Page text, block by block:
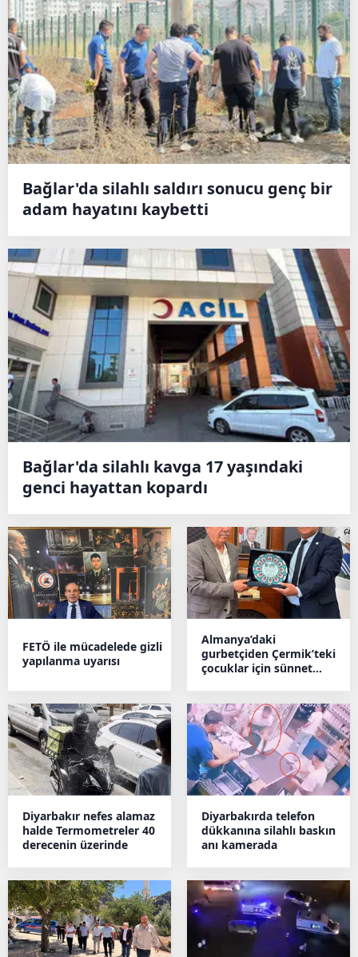
Bağlar'da silahlı saldırı sonucu genç bir
adam hayatını kaybetti
Bağlar'da silahlı kavga 17 yaşındaki
genci hayattan kopardı
FETÖ ile mücadelede gizli
yapılanma uyarısı
Almanya’daki
gurbetçiden Çermik’teki
çocuklar için sünnet
Diyarbakır nefes alamaz
halde Termometreler 40
derecenin üzerinde
Diyarbakırda telefon
dükkanına silahlı baskın
anı kamerada